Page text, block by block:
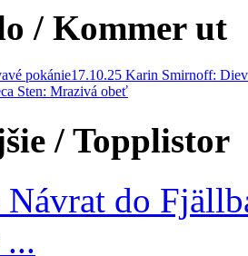
/ Kommer ut
pokánie17.10.25 Karin Smirnoff:
Sten: Mrazivá obeť
/ Topplistor
Návrat do